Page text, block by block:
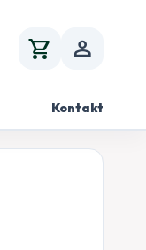
shopping_cart person
Kontakt